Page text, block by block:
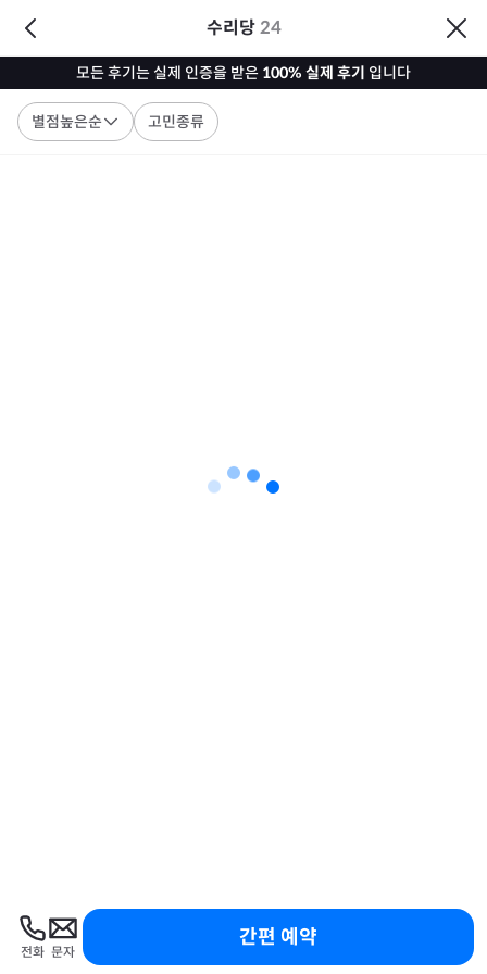
수리당 24
모든 후기는 실제 인증을 받은 100% 실제 후기 입니다
별점높은순 고민종류
전화 문자
간편 예약